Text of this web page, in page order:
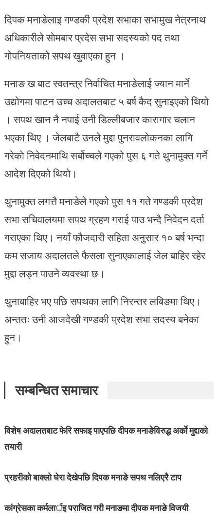
दिपक मनाङेलाइ गण्डकी प्रदेश सभाका सभामुख नेत्रनाथ
अधिकारीले साेमबार प्रदेस सभा सदस्यको पद तथा
गोपनियताको सपथ खुवाएका हुन ।
मनाङ ख बाट स्वतन्त्र निर्वाचित मनाङेलाई ज्यान मार्ने
उद्योगमा पाटन उच्च अदालतबाट ५ बर्ष कैद सुनाइएको थियो
। सपथ खान नै नपाई उनी डिल्लीबजार कारागार चलान
भएका थिए । जेलबाटै उनले मुद्दा पुनरावलोकनका लागि
गरेकाे निवेदनमाथि सर्बोच्चले गएको पुस ६ गते थुनामुक्त गर्ने
आदेश दिएको थियो।
थुनामुक्त लगत्तै मनाङेले गएको पुस ११ गते गण्डकी प्रदेश
सभा सचिवालयमा सपथ ग्रहण गराई पाउ भन्दै निवेदन दर्ता
गराएका थिए। नयाँ फौजदारी सहिता अनुसार १० बर्ष भन्दा
कम सजाय अदालतले फैसला सुनाएकालाई जेल बाहिर रहेर
मुद्दा लड्न पाउने व्यवस्था छ।
थुनाबाहिर भए पछि सपथका लागि निरन्तर लबिङमा थिए।
अन्ततः उनी आजदेखी गण्डकी प्रदेश सभा सदस्य बनेका
हुन।
सम्बन्धित समाचार
विशेष अदालतबाट फेरि सफाइ पाएपछि दीपक मनाङेविरुद्ध अर्काे मुद्दाकाे
तयारी
प्रहरीको बाक्लो घेरा देखेपछि दिपक मनाङे सपथ नलिएरै टाप
कांग्रेसका कर्मलार्इ पराजित गरी मनाङमा दीपक मनाङे विजयी